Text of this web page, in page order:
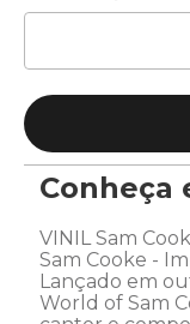
Conheça
VINIL Sam
Sam Cooke -
Lançado em
World of Sam